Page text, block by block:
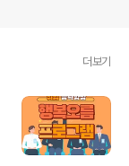
더보기